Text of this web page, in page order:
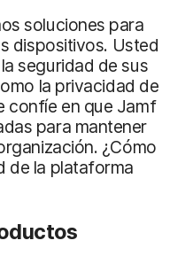
soluciones para
dispositivos. Usted
seguridad de sus
la privacidad de
confíe en que Jamf
para mantener
¿Cómo
de la plataforma